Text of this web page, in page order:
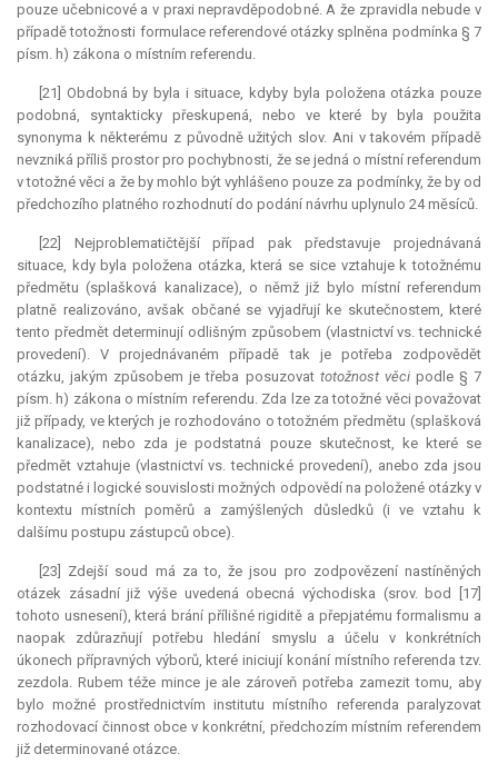
pouze učebnicové a v praxi nepravděpodobné. A že zpravidla nebude v
případě totožnosti formulace referendové otázky splněna podmínka § 7
písm. h) zákona o místním referendu.
[21] Obdobná by byla i situace, kdyby byla položena otázka pouze
podobná, syntakticky přeskupená, nebo ve které by byla použita
synonyma k některému z původně užitých slov. Ani v takovém případě
nevzniká příliš prostor pro pochybnosti, že se jedná o místní referendum
v totožné věci a že by mohlo být vyhlášeno pouze za podmínky, že by od
předchozího platného rozhodnutí do podání návrhu uplynulo 24 měsíců.
[22] Nejproblematičtější případ pak představuje projednávaná
situace, kdy byla položena otázka, která se sice vztahuje k totožnému
předmětu (splašková kanalizace), o němž již bylo místní referendum
platně realizováno, avšak občané se vyjadřují ke skutečnostem, které
tento předmět determinují odlišným způsobem (vlastnictví vs. technické
provedení). V projednávaném případě tak je potřeba zodpovědět
otázku, jakým způsobem je třeba posuzovat totožnost věcipodle § 7
písm. h) zákona o místním referendu. Zda lze za totožné věci považovat
již případy, ve kterých je rozhodováno o totožném předmětu (splašková
kanalizace), nebo zda je podstatná pouze skutečnost, ke které se
předmět vztahuje (vlastnictví vs. technické provedení), anebo zda jsou
podstatné i logické souvislosti možných odpovědí na položené otázky v
kontextu místních poměrů a zamýšlených důsledků (i ve vztahu k
dalšímu postupu zástupců obce).
[23] Zdejší soud má za to, že jsou pro zodpovězení nastíněných
otázek zásadní již výše uvedená obecná východiska (srov. bod [17]
tohoto usnesení), která brání přílišné rigiditě a přepjatému formalismu a
naopak zdůrazňují potřebu hledání smyslu a účelu v konkrétních
úkonech přípravných výborů, které iniciují konání místního referenda tzv.
zezdola. Rubem téže mince je ale zároveň potřeba zamezit tomu, aby
bylo možné prostřednictvím institutu místního referenda paralyzovat
rozhodovací činnost obce v konkrétní, předchozím místním referendem
již determinované otázce.